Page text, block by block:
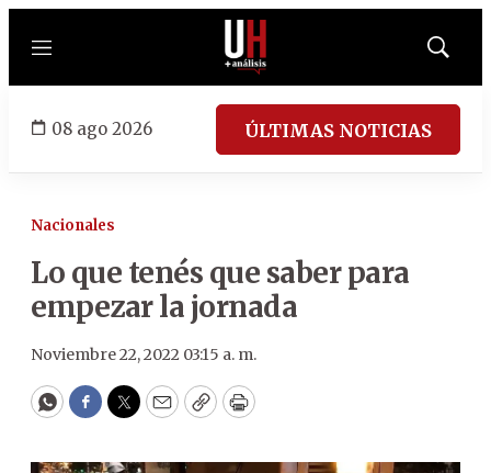
Menú
Mostrar
08 ago 2026 ÚLTIMAS NOTICIAS
Nacionales
Lo que tenés que saber para
empezar la jornada
Noviembre 22, 2022 03:15 a. m.
WhatsApp
Facebook
Twitter
EmailCopyPrint